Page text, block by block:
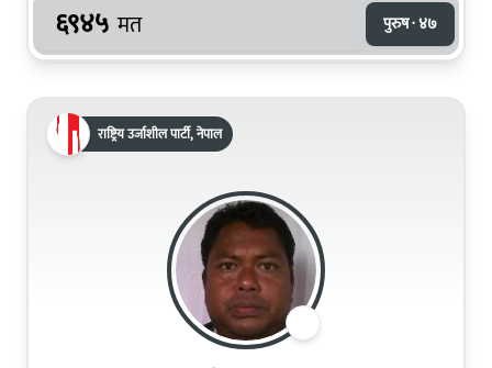
६९४५ मत पुरुष · ४७
राष्ट्रिय उर्जाशील पार्टी, नेपाल